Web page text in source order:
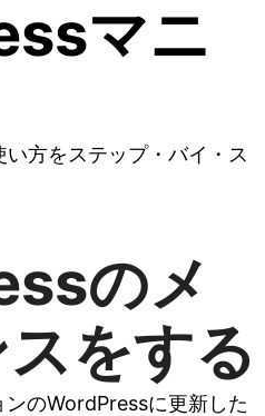
マニ
方をステップ・バイ・ス
のメ
をする
のWordPressに更新した